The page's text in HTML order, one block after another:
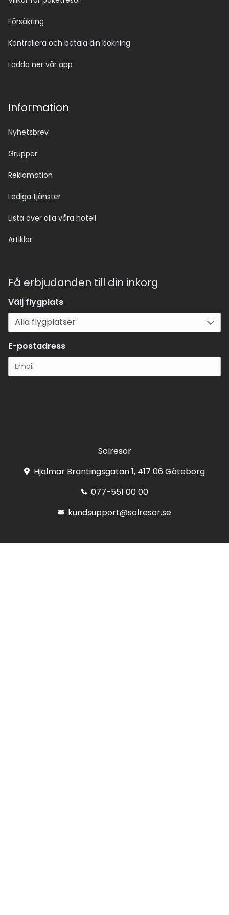
Försäkring
Kontrollera och betala din bokning
Ladda ner vår app
Information
Nyhetsbrev
Grupper
Reklamation
Lediga tjänster
Lista över alla våra hotell
Artiklar
Få erbjudanden till din inkorg
Välj flygplats
E-postadress
Solresor
Hjalmar Brantingsgatan 1, 417 06 Göteborg
077-551 00 00
kundsupport@solresor.se